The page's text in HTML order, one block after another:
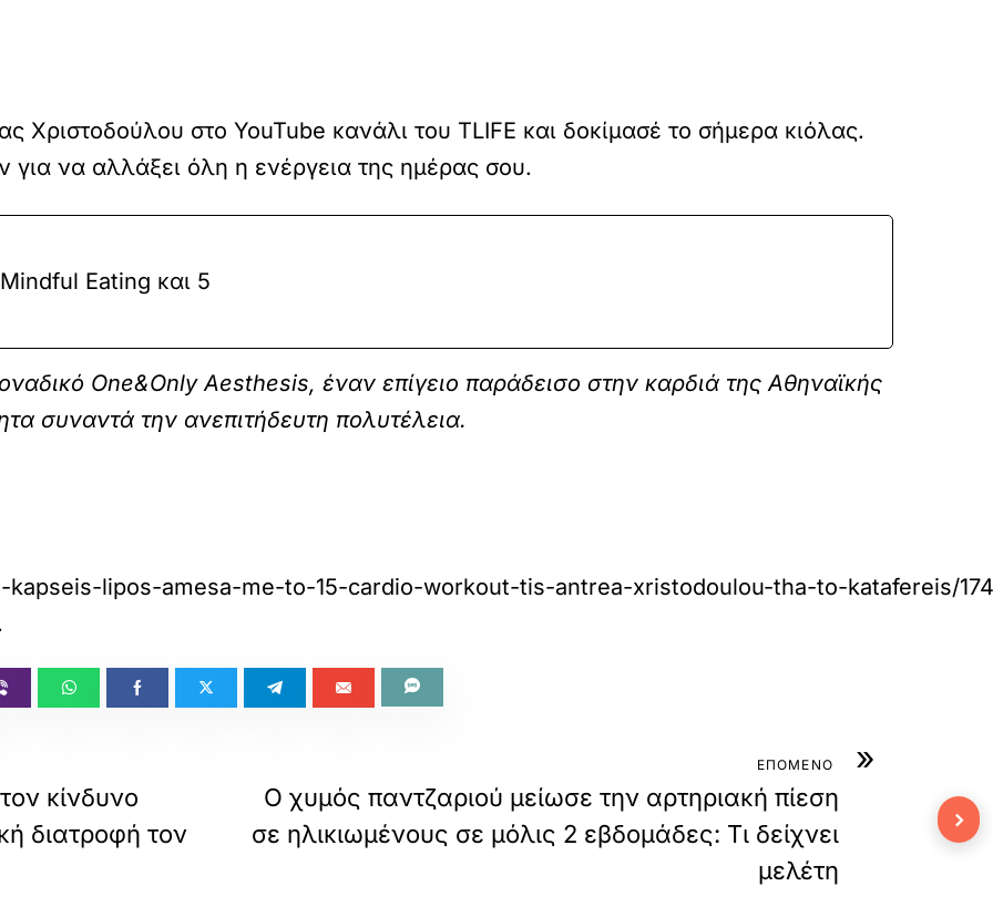
Χριστοδούλου στο YouTube κανάλι του TLIFE και δοκίμασέ το σήμερα κιόλας.
για να αλλάξει όλη η ενέργεια της ημέρας σου.
Eating και 5
One&Only Aesthesis, έναν επίγειο παράδεισο στην καρδιά της Αθηναϊκής
συναντά την ανεπιτήδευτη πολυτέλεια.
lipos-amesa-me-to-15-cardio-workout-tis-antrea-xristodoulou-tha-to-katafereis/
κίνδυνο
διατροφή τον
»
ΕΠΟΜΕΝΟ
Ο χυμός παντζαριού μείωσε την αρτηριακή πίεση
σε ηλικιωμένους σε μόλις 2 εβδομάδες: Τι δείχνει
μελέτη
›